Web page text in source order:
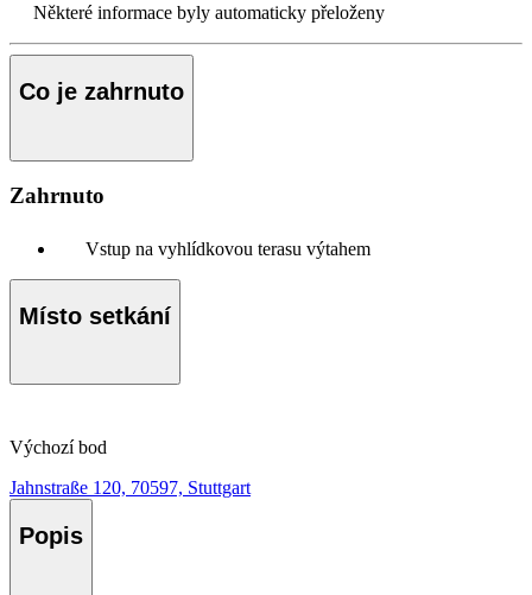
Některé informace byly automaticky přeloženy
Co je zahrnuto
Zahrnuto
Vstup na vyhlídkovou terasu výtahem
Místo setkání
Výchozí bod
Jahnstraße 120, 70597, Stuttgart
Popis